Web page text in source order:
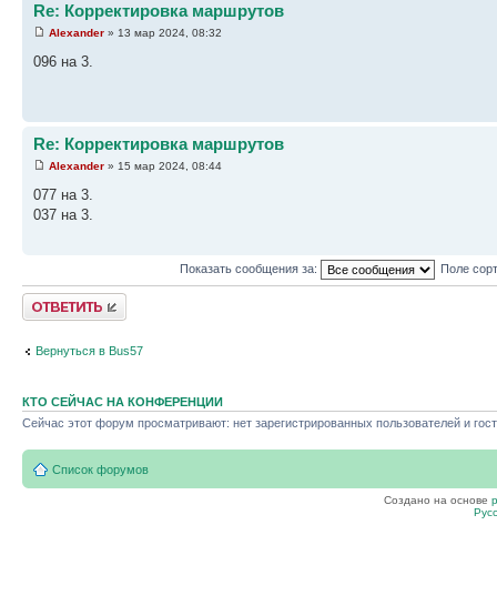
Re: Корректировка маршрутов
Alexander » 13 мар 2024, 08:32
096 на 3.
Re: Корректировка маршрутов
Alexander » 15 мар 2024, 08:44
077 на 3.
037 на 3.
Показать сообщения за: Поле
Ответить
Вернуться в Bus57
КТО СЕЙЧАС НА КОНФЕРЕНЦИИ
Сейчас этот форум просматривают: нет зарегистрированных пользователей и
Список форумов
Создано на основе